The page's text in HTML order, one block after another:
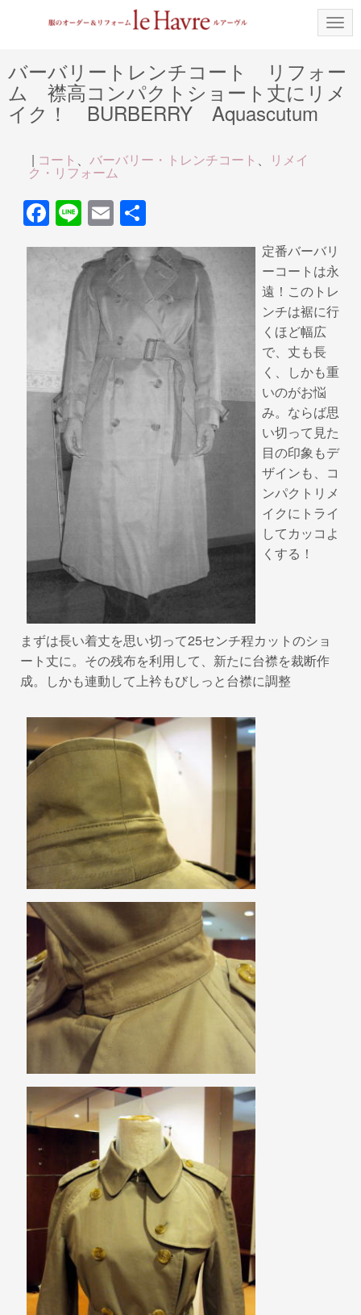
N
a
g
a
t
バーバリートレンチコート リフォー
ム 襟高コンパクトショート丈にリメ
イク！ BURBERRY Aquascutum
| コート 、 バーバリー・トレンチコート 、 リメイ
ク・リフォーム
F
a
c
o
o
k
Li
n
e
E
m
ail
有
定番バーバリ
ーコートは永
遠！このトレ
ンチは裾に行
くほど幅広
で、丈も長
く、しかも重
いのがお悩
み。ならば思
い切って見た
目の印象もデ
ザインも、コ
ンパクトリメ
イクにトライ
してカッコよ
くする！
まずは長い着丈を思い切って25センチ程カットのショ
ート丈に。その残布を利用して、新たに台襟を裁断作
成。しかも連動して上衿もびしっと台襟に調整